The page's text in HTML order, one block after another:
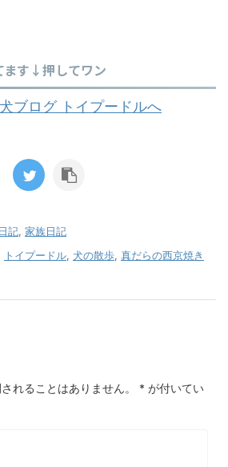
ます↓押してワン
記, 家族日記
トイプードル, 犬の散歩, 真だらの西京焼き
れることはありません。 * が付いてい